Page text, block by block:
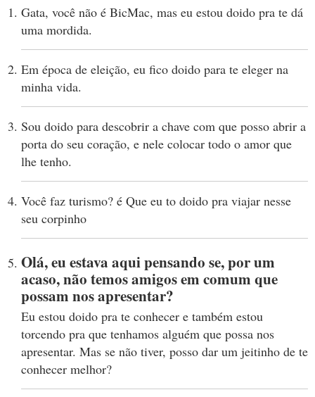
Gata, você não é BicMac, mas eu estou doido pra te dá
uma mordida.
Em época de eleição, eu fico doido para te eleger na
minha vida.
Sou doido para descobrir a chave com que posso abrir a
porta do seu coração, e nele colocar todo o amor que
lhe tenho.
Você faz turismo? é Que eu to doido pra viajar nesse
seu corpinho
Olá, eu estava aqui pensando se, por um
acaso, não temos amigos em comum que
possam nos apresentar?
Eu estou doido pra te conhecer e também estou
torcendo pra que tenhamos alguém que possa nos
apresentar. Mas se não tiver, posso dar um jeitinho de te
conhecer melhor?